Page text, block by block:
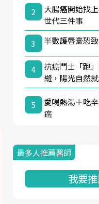
2
大腸癌開始找
世代三件事
3
半數護唇膏恐
4
抗癌鬥士「跑
縫，陽光自然
5
愛喝熱湯＋吃
癌
最多人推薦醫師
我要